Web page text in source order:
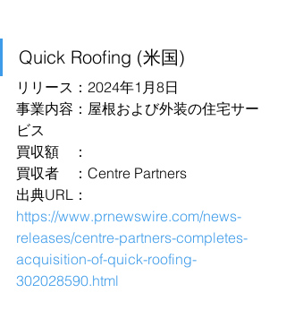
Quick Roofing (米国)
リリース：2024年1月8日
事業内容：屋根および外装の住宅サー
ビス
買収額　：
買収者　：Centre Partners
出典URL：
https://www.prnewswire.com/news-
releases/centre-partners-completes-
acquisition-of-quick-roofing-
302028590.html